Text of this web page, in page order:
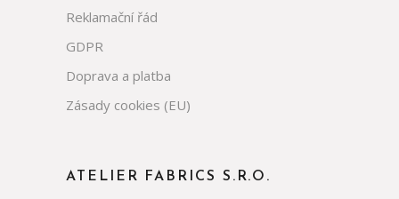
Reklamační řád
GDPR
Doprava a platba
Zásady cookies (EU)
ATELIER FABRICS S.R.O.